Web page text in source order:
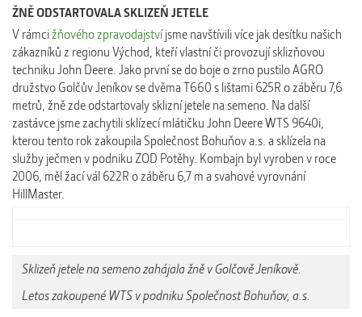
ŽNĚ ODSTARTOVALA SKLIZEŇ JETELE
V rámcižňového zpravodajstvíjsme navštívili více jak desítku našich
zákazníků z regionu Východ, kteří vlastní či provozují sklizňovou
techniku John Deere. Jako první se do boje o zrno pustilo AGRO
družstvo Golčův Jeníkov sedvěma T660 s lištami 625R o záběru 7,6
metrů, žně zde odstartovaly sklizní jetele na semeno. Na další
zastávce jsme zachytili sklízecí mlátičku John Deere WTS 9640i,
kterou tento rok zakoupila Společnost Bohuňov a.s. a sklízela na
služby ječmen v podniku ZOD Potěhy. Kombajn byl vyroben v roce
2006, měl žací vál 622R o záběru 6,7 m a svahové vyrovnání
HillMaster.
Sklizeň jetele na semeno zahájala žně v Golčově Jeníkově.
Letos zakoupené WTS v podniku Společnost Bohuňov, a.s.